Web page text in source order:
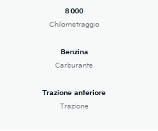
8 000
Chilometraggio
Benzina
Carburante
Trazione anteriore
Trazione